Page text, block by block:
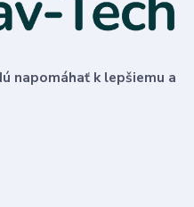
napomáhať k lepšiemu a